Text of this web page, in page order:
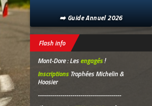
➡️ Guide Annuel 2026
Flash info
Mont-Dore : Lesengagés!
InscriptionsTrophées Michelin &
Hoosier
-----------------------------------------